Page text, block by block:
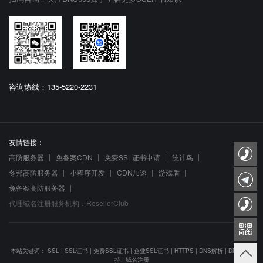
咨询热线：135-5220-2231
友情链接：
高防服务器
免备案CDN 免费SSL证书申请
统计鸟
冬邦高防服务器
小程序开发 CDN加速
游戏盾
免备案高防服务器
代理域名注册服务机构：ResellerClub
本站关键词： SSL | SSL证书 | 免费SSL证书 | 企业SSL证书 | HTTPS | DNS解析 | DNS防劫
持| 域名注册